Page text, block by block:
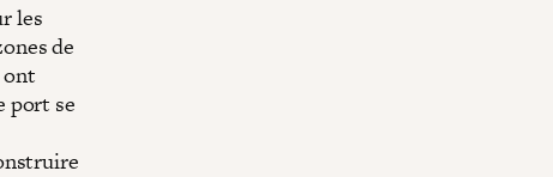
les
de
ont
port se